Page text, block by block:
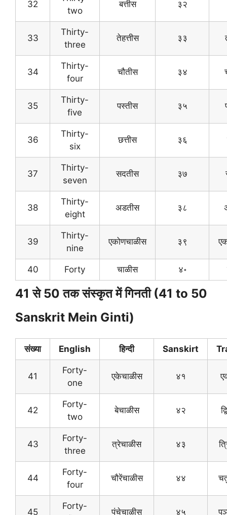
32
two
बत्तीस ३२
33
Thirty-
three
तेहत्तीस ३३
34
Thirty-
four
चौतीस ३४
35
Thirty-
five
पस्तीस ३५
36
Thirty-
six
छत्तीस ३६
37
Thirty-
seven
सदतीस ३७
38
Thirty-
eight
अडतीस ३८
39
Thirty-
nine
एकोणचाळीस ३९
40 Forty चाळीस ४॰
41 से 50 तक संस्कृत में गिनती (41 to 50
Sanskrit Mein Ginti)
संख्या English हिन्दी Sanskirt
41
Forty-
one
एकेचाळीस ४१
42
Forty-
two
बेचाळीस ४२
43
Forty-
three
त्रेचाळीस ४३
44
Forty-
four
चौरेंचाळीस ४४
45
Forty-
पंचेचाळीस ४५